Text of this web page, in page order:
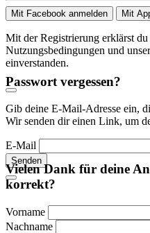
Mit Facebook anmelden Mit
Mit der Registrierung erklärst
Nutzungsbedingungen und
einverstanden.
Passwort vergessen?
Gib deine E-Mail-Adresse ein,
Wir senden dir einen Link, um
E-Mail
Senden
Vielen Dank für deine
korrekt?
Vorname
Nachname